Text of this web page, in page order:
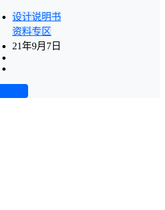
设计说明书
资料专区
21年9月7日